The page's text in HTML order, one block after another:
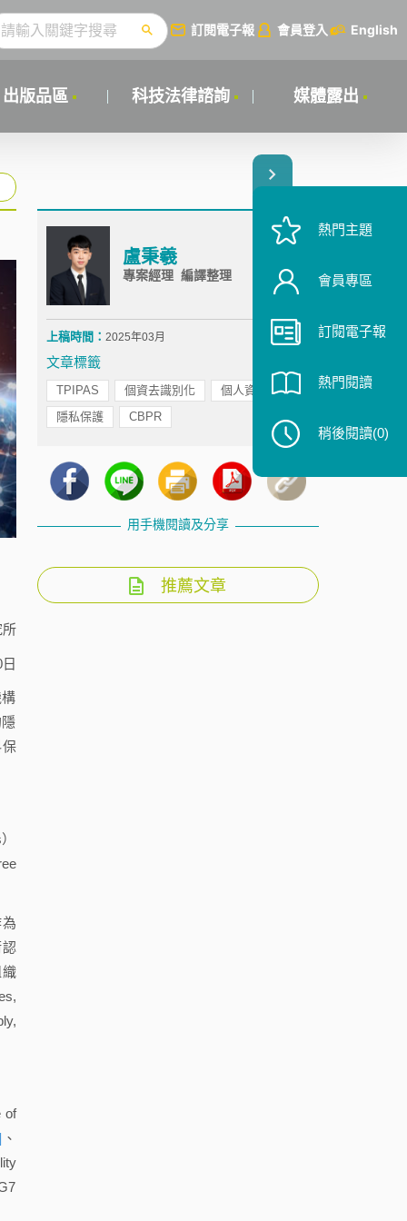
訂閱電子報 會員登入 English
出版品區 科技法律諮詢 媒體露出
of
、
盧秉羲
專案經理 編譯整理
上稿時間： 2025年03月
文章標籤
TPIPAS 個資去識別化
個人資料
隱私保護
CBPR
用手機閱讀及分享
推薦文章
熱門主題
會員專區
訂閱電子報
熱門閱讀
稍後閱讀(0)